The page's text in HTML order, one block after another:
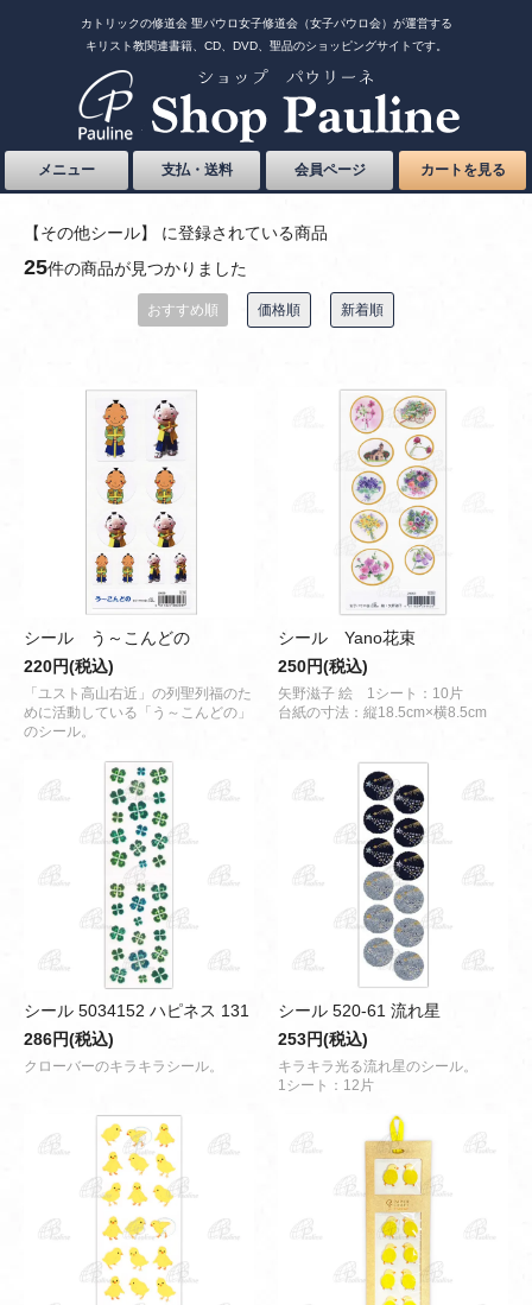
カトリックの修道会 聖パウロ女子修道会（女子パウロ会）が運営する
キリスト教関連書籍、CD、DVD、聖品のショッピングサイトです。
メニュー 支払・送料 会員ページ カートを見る
【その他シール】 に登録されている商品
25件の商品が見つかりました
おすすめ順 価格順 新着順
シール う～こんどの
220円(税込)
「ユスト高山右近」の列聖列福のた
めに活動している「う～こんどの」
のシール。
シール Yano花束
250円(税込)
矢野滋子 絵 1シート：10片
台紙の寸法：縦18.5cm×横8.5cm
シール 5034152 ハピネス 131
286円(税込)
クローバーのキラキラシール。
シール 520-61 流れ星
253円(税込)
キラキラ光る流れ星のシール。
1シート：12片